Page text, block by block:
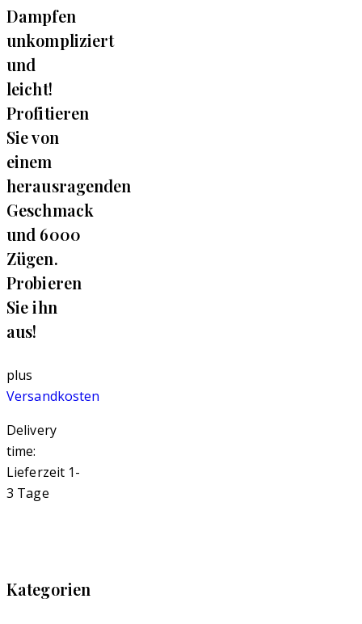
Dampfen
unkompliziert
und
leicht!
Profitieren
Sie von
einem
herausragenden
Geschmack
und 6000
Zügen.
Probieren
Sie ihn
aus!
plus
Versandkosten
Delivery
time:
Lieferzeit 1-
3 Tage
Kategorien